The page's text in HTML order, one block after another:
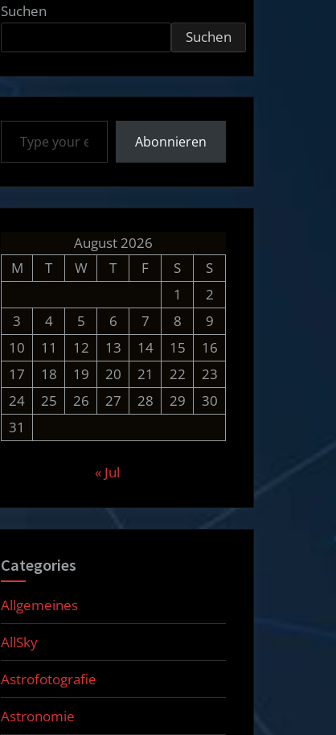
Suchen
Suchen
Type your email…
Abonnieren
August 2026
M
T W T F S
S
1
2
3
4 5 6 7 8
9
10
11 12 13 14 15
16
17
18 19 20 21 22
23
24
25 26 27 28 29
30
31
« Jul
Categories
Allgemeines
AllSky
Astrofotografie
Astronomie